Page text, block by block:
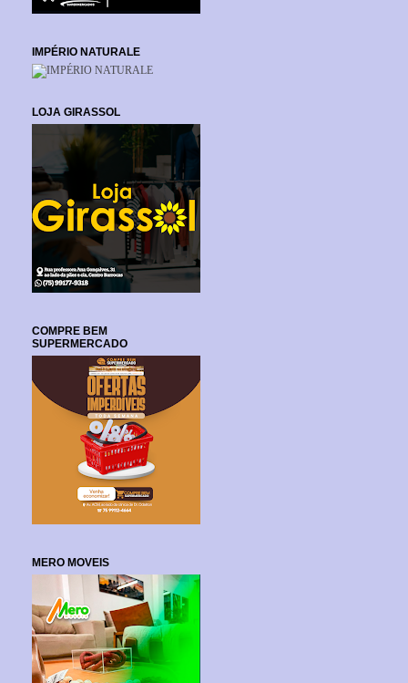
IMPÉRIO NATURALE
LOJA GIRASSOL
COMPRE BEM
SUPERMERCADO
MERO MOVEIS